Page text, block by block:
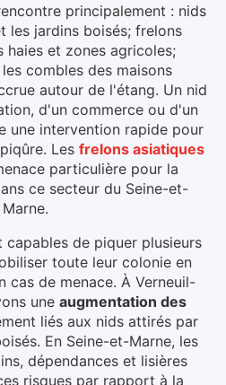
principalement : nids
les jardins boisés; frelons
haies et zones agricoles;
combles des maisons
autour de l'étang. Un nid
d'un commerce ou d'un
une intervention rapide pour
Les frelons asiatiques
particulière pour la
ce secteur du Seine-et-
Marne.
capables de piquer plusieurs
toute leur colonie en
cas de menace. À Verneuil-
une augmentation des
liés aux nids attirés par
. En Seine-et-Marne, les
dépendances et lisières
risques par rapport à la